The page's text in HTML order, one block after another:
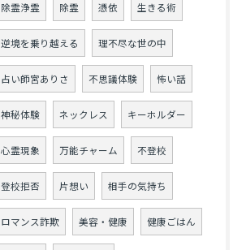
除霊浄霊 除霊 憑依 生きる術
逆境を乗り越える 理不尽な世の中
占い師宮ありさ 不思議体験 怖い話
神秘体験 ネックレス キーホルダー
心霊現象 万能チャーム 不登校
登校拒否 片想い 相手の気持ち
ロマンス詐欺 美容・健康 健康ごはん